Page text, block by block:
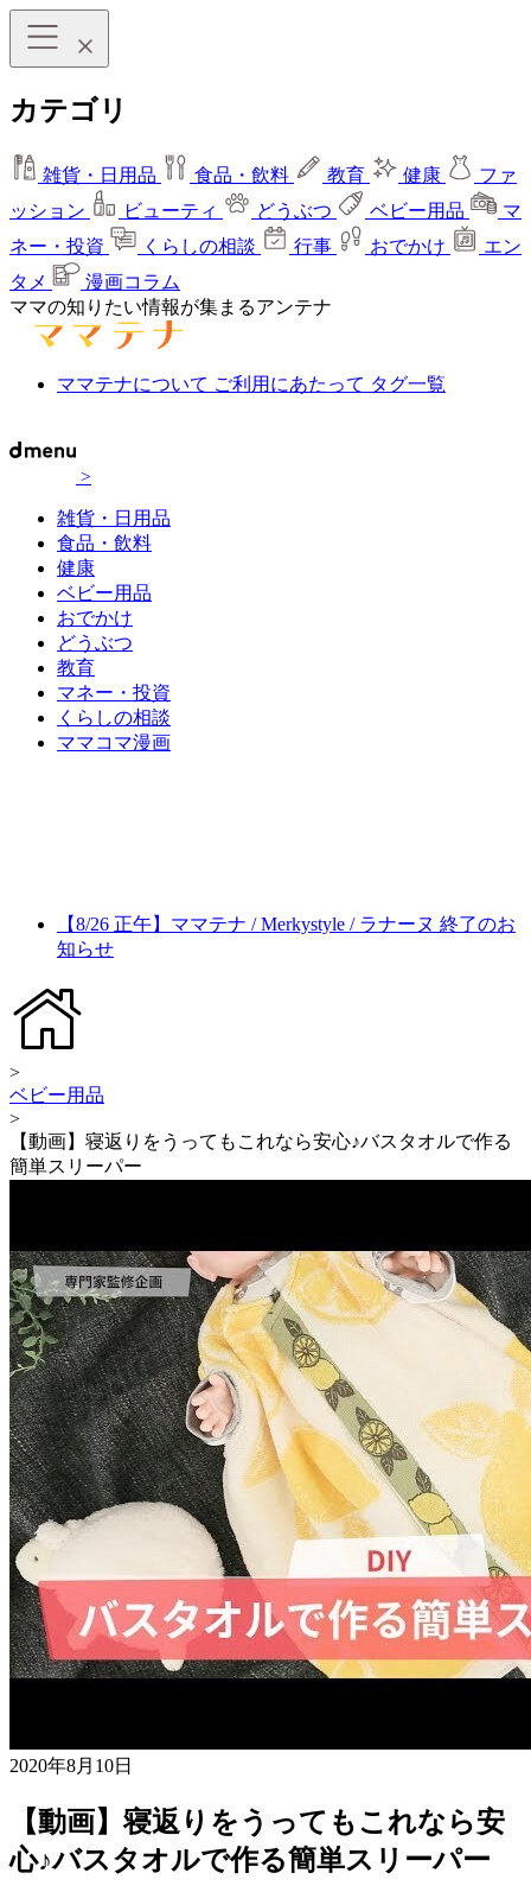
カテゴリ
雑貨・日用品 食品・飲料 教育 健康
ファ
ッション
ビューティ どうぶつ ベビー用品
マ
ネー・投資
くらしの相談 行事 おでかけ
エン
タメ
漫画コラム
ママの知りたい情報が集まるアンテナ
ママテナについて ご利用にあたって タグ一覧
>
雑貨・日用品
食品・飲料
健康
ベビー用品
おでかけ
どうぶつ
教育
マネー・投資
くらしの相談
ママコマ漫画
【8/26 正午】ママテナ / Merkystyle / ラナーヌ 終了のお
知らせ
>
ベビー用品
>
【動画】寝返りをうってもこれなら安心♪バスタオルで作る
簡単スリーパー
2020年8月10日
【動画】寝返りをうってもこれなら安
心♪バスタオルで作る簡単スリーパー